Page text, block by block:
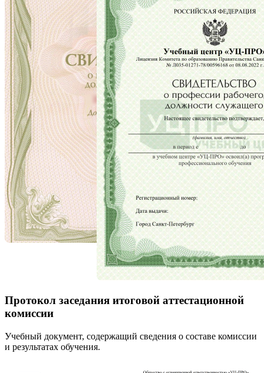
Протокол заседания итоговой аттестационной
комиссии
Учебный документ, содержащий сведения о составе комиссии
и результатах обучения.